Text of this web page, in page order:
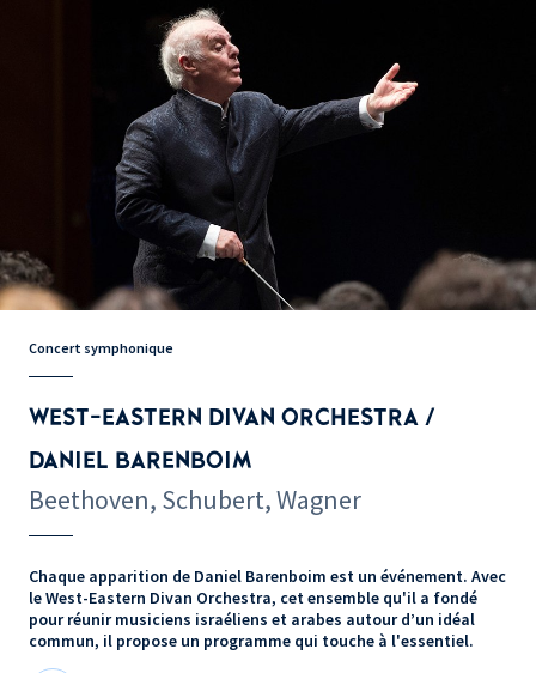
Concert symphonique
WEST-EASTERN DIVAN ORCHESTRA /
DANIEL BARENBOIM
Beethoven, Schubert, Wagner
Chaque apparition de Daniel Barenboim est un événement. Avec
le West-Eastern Divan Orchestra, cet ensemble qu'il a fondé
pour réunir musiciens israéliens et arabes autour d’un idéal
commun, il propose un programme qui touche à l'essentiel.